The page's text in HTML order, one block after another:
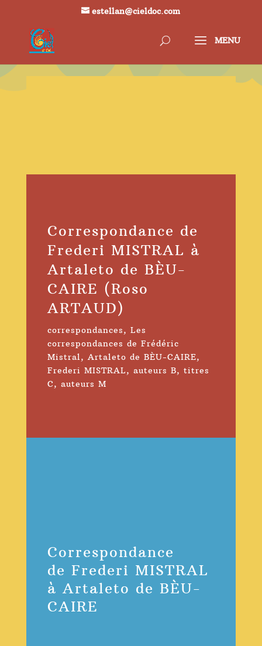
estellan@cieldoc.com
Correspondance de
Frederi MISTRAL à
Artaleto de BÈU-
CAIRE (Roso
ARTAUD)
correspondances, Les
correspondances de Frédéric
Mistral, Artaleto de BÈU-CAIRE,
Frederi MISTRAL, auteurs B, titres
C, auteurs M
Correspondance
de Frederi MISTRAL
à Artaleto de BÈU-
CAIRE